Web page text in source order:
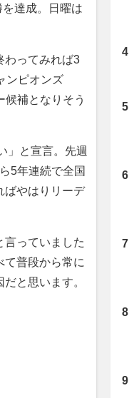
達成。日曜は
わってみれば3
ンピオンズ
補となりそう
」と宣言。先週
5年連続で全国
ばやはりリーデ
言っていました
て普段から常に
と思います。